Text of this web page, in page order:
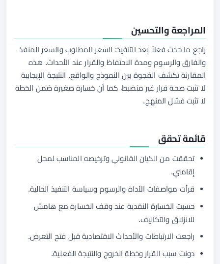
المراجعة والتحسين
راجع ما حدث فعلاً بعد التنفيذ: السعر المطلوب والسعر المنفذ
والفارق والرسوم ومدة الاحتفاظ والقرار عند الأحداث. هذه
المقارنة تكشف الفجوة بين النموذج والواقع. النتيجة الإيجابية
لا تثبت صحة قرار غير منضبط، كما أن خسارة صغيرة ضمن الخطة
لا تثبت فشل المنهج.
قائمة تحقق
تحققت من الكيان القانوني وترخيصه المناسب لمحل
إقامتي.
قرأت مواصفات الأداة والرسوم وسياسة التنفيذ الحالية.
حسبت الخسارة النقدية عند وقف الخسارة مع هامش
للانزلاق والتكاليف.
راجعت الارتباطات والأحداث الاقتصادية قبل فتح التعرض.
دونت سبب القرار وخطة الخروج والنتيجة الفعلية.